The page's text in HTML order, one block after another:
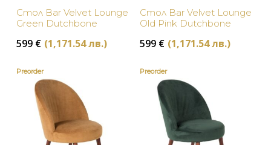
Стол Bar Velvet Lounge
Green Dutchbone
599 € (1,171.54 лв.)
Стол Bar Velvet Lounge
Old Pink Dutchbone
599 € (1,171.54 лв.)
Preorder Preorder